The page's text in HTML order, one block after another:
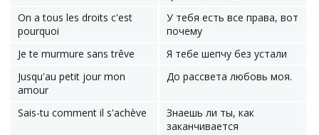
On a tous les droits c'est
pourquoi
У тебя есть все права, вот
почему
Je te murmure sans trêve
Я тебе шепчу без устали
Jusqu'au petit jour mon
amour
До рассвета любовь моя.
Sais-tu comment il s'achève
Знаешь ли ты, как
заканчивается